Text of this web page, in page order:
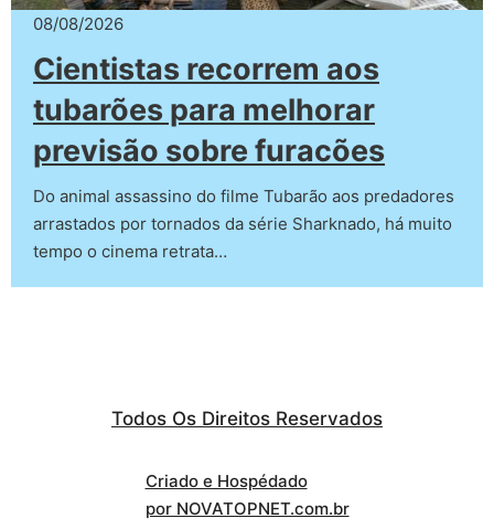
08/08/2026
Cientistas recorrem aos
tubarões para melhorar
previsão sobre furacões
Do animal assassino do filme Tubarão aos predadores
arrastados por tornados da série Sharknado, há muito
tempo o cinema retrata…
Todos Os Direitos Reservados
Criado e Hospédado
por NOVATOPNET.com.br